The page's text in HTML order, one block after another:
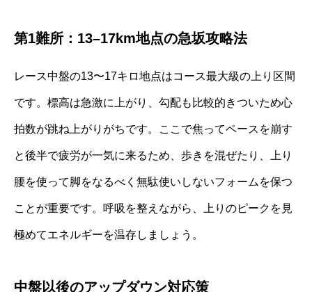
第1難所：13–17km地点の急坂攻略法
レース中盤の13〜17キロ地点はコース最大級の上り区間
です。標高は急激に上がり、勾配も比較的きついため心
拍数が跳ね上がりがちです。ここで焦ってペースを崩す
と後半で疲労が一気に来るため、歩きを混ぜたり、上り
腰を使って脚をなるべく無駄使いしないフォームを保つ
ことが重要です。呼吸を整えながら、上りのピークを見
極めてエネルギーを温存しましょう。
中盤以後のアップダウン対応策